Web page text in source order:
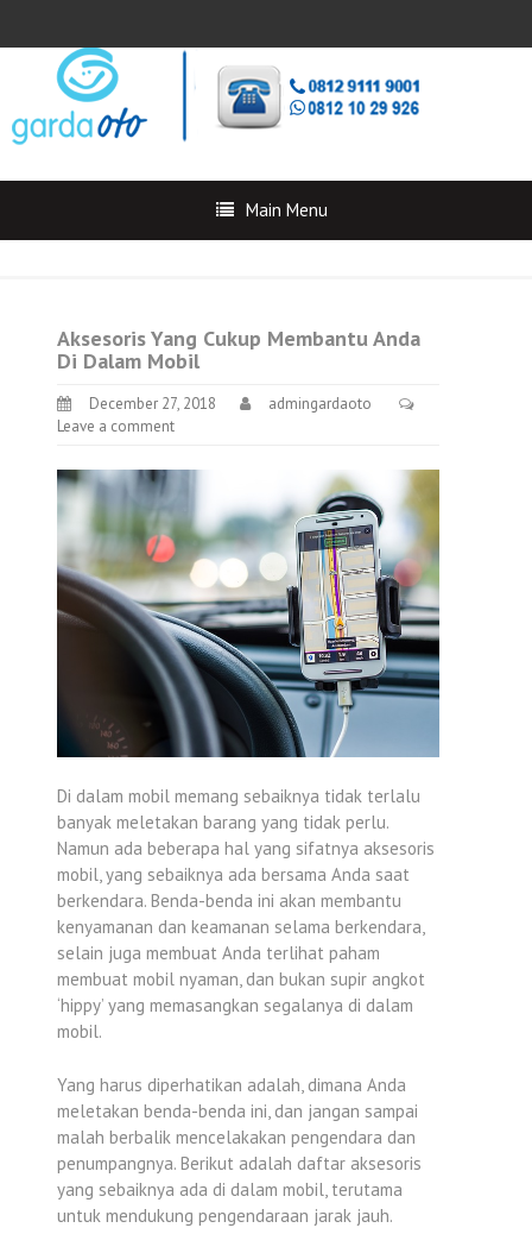
Main Menu
Aksesoris Yang Cukup Membantu Anda
Di Dalam Mobil
December 27, 2018
admingardaoto
Leave a comment
Di dalam mobil memang sebaiknya tidak terlalu
banyak meletakan barang yang tidak perlu.
Namun ada beberapa hal yang sifatnya aksesoris
mobil, yang sebaiknya ada bersama Anda saat
berkendara. Benda-benda ini akan membantu
kenyamanan dan keamanan selama berkendara,
selain juga membuat Anda terlihat paham
membuat mobil nyaman, dan bukan supir angkot
‘hippy’ yang memasangkan segalanya di dalam
mobil.
Yang harus diperhatikan adalah, dimana Anda
meletakan benda-benda ini, dan jangan sampai
malah berbalik mencelakakan pengendara dan
penumpangnya. Berikut adalah daftar aksesoris
yang sebaiknya ada di dalam mobil, terutama
untuk mendukung pengendaraan jarak jauh.